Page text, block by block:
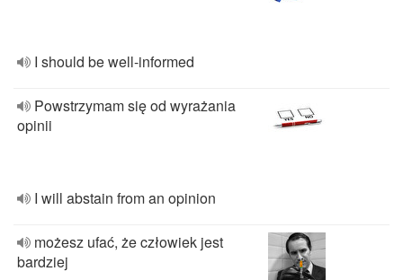
I should be well-informed
Powstrzymam się od wyrażania
opinii
I will abstain from an opinion
możesz ufać, że człowiek jest
bardziej